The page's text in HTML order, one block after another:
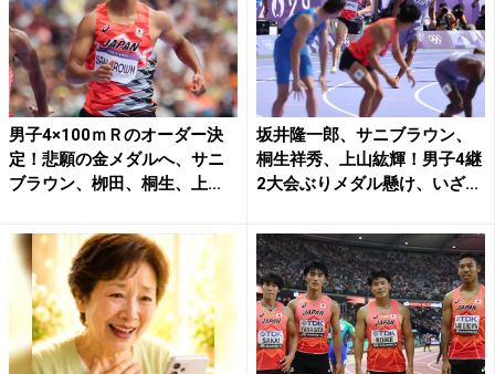
男子4×100ｍＲのオーダー決
定！悲願の金メダルへ、サニ
ブラウン、栁田、桐生、上...
坂井隆一郎、サニブラウン、
桐生祥秀、上山紘輝！男子4継
2大会ぶりメダル懸け、いざ...